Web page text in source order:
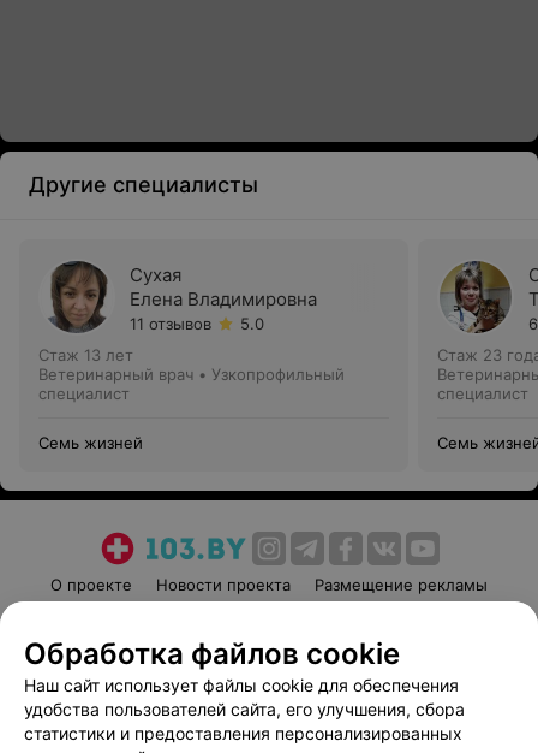
Другие специалисты
Сухая
Елена Владимировна
11 отзывов
5.0
Стаж 13 лет
Ветеринарный врач • Узкопрофильный
специалист
Семь жизней
Стаж 23
специалист
Семь
О проекте Новости проекта
Размещение рекламы
Пользовательское соглашение
Способы оплаты
Вакансии
Партнеры
Написать руководителю 103.by
Обработка файлов cookie
Наш сайт использует файлы cookie для обеспечения
удобства пользователей сайта, его улучшения, сбора
статистики и предоставления персонализированных